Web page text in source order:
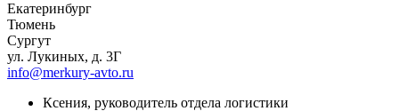
Екатеринбург
Тюмень
Сургут
ул. Лукиных, д. 3Г
info@merkury-avto.ru
Ксения, руководитель отдела логистики